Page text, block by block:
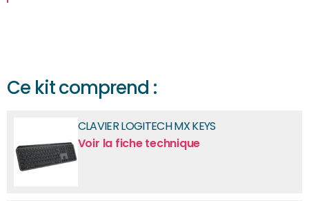
Ce kit comprend :
CLAVIER LOGITECH MX KEYS
Voir la fiche technique